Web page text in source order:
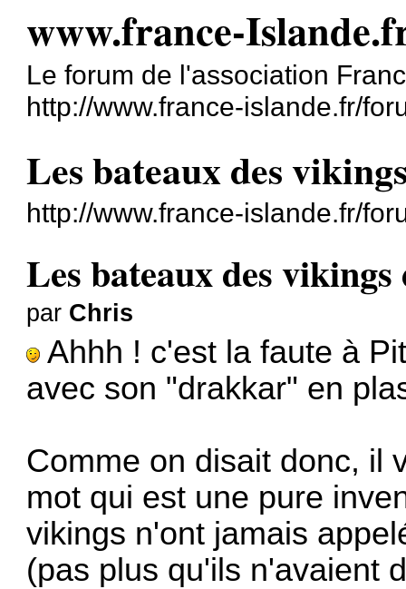
www.france-
Le forum de l'association
http://www.france-islande.fr/
Les bateaux des
http://www.france-islande.fr/
Les bateaux des vikings
par Chris
Ahhh ! c'est la faute à
avec son "drakkar" en
Comme on disait donc, il
mot qui est une pure
vikings n'ont jamais
(pas plus qu'ils n'avaient